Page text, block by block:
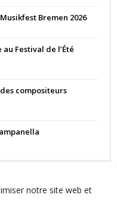
notre site web et
Bremen 2026
Festival de l’Été
compositeurs